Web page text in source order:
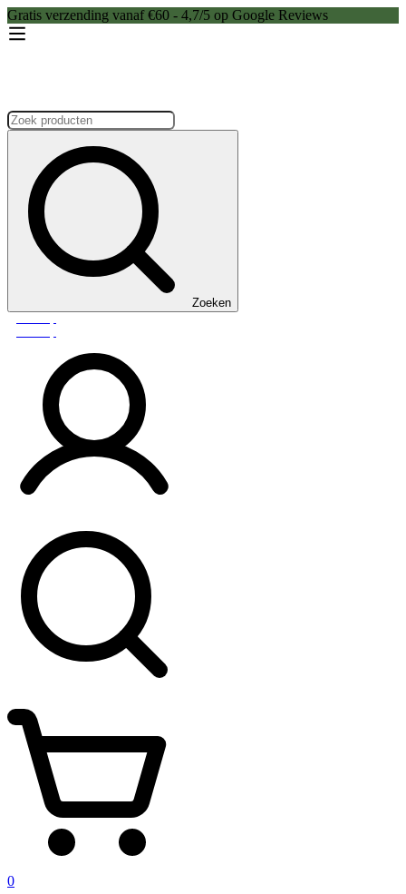
Gratis verzending vanaf €60 - 4,7/5 op Google Reviews
Zoeken:
Zoeken
0